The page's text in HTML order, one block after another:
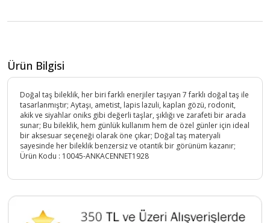
Ürün Bilgisi
Doğal taş bileklik, her biri farklı enerjiler taşıyan 7 farklı doğal taş ile
tasarlanmıştır; Aytaşı, ametist, lapis lazuli, kaplan gözü, rodonit,
akik ve siyahlar oniks gibi değerli taşlar, şıklığı ve zarafeti bir arada
sunar; Bu bileklik, hem günlük kullanım hem de özel günler için ideal
bir aksesuar seçeneği olarak öne çıkar; Doğal taş materyali
sayesinde her bileklik benzersiz ve otantik bir görünüm kazanır;
Ürün Kodu : 10045-ANKACENNET1928